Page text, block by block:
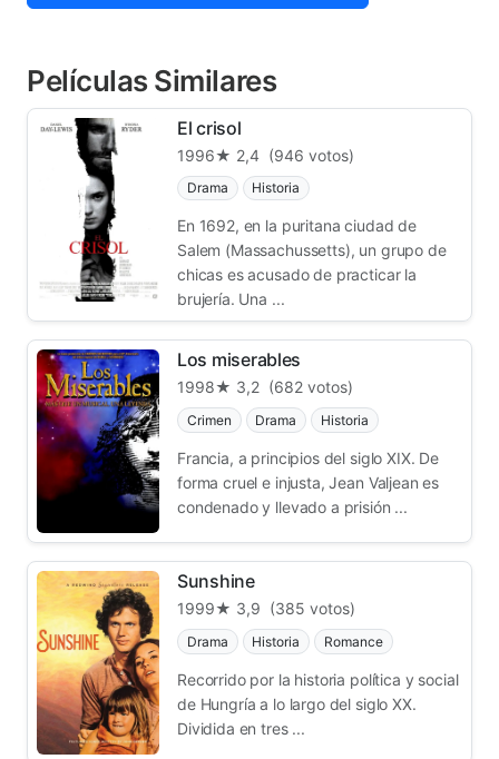
Películas Similares
El crisol
1996★ 2,4 (946 votos)
Drama Historia
En 1692, en la puritana ciudad de
Salem (Massachussetts), un grupo de
chicas es acusado de practicar la
brujería. Una ...
Los miserables
1998★ 3,2 (682 votos)
Crimen Drama Historia
Francia, a principios del siglo XIX. De
forma cruel e injusta, Jean Valjean es
condenado y llevado a prisión ...
Sunshine
1999★ 3,9 (385 votos)
Drama Historia Romance
Recorrido por la historia política y social
de Hungría a lo largo del siglo XX.
Dividida en tres ...